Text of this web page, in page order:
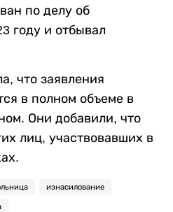
по делу об
году и отбывал
что заявления
в полном объеме в
Они добавили, что
лиц, участвовавших в
изнасилование